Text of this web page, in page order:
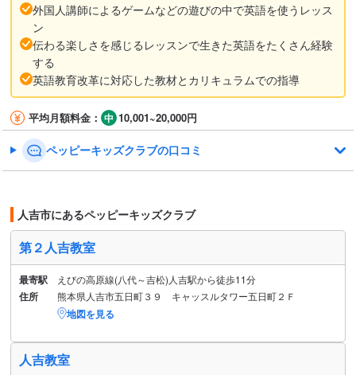
外国人講師によるゲームなどの遊びの中で英語を使うレッス
ン
伝わる楽しさを感じるレッスンで生きた英語をたくさん経験
する
英語教育改革に対応した教材とカリキュラムでの指導
平均月額料金： 10,001~20,000円
ペッピーキッズクラブの口コミ
人吉市にあるペッピーキッズクラブ
第２人吉教室
最寄駅 えびの高原線(八代～吉松)人吉駅から徒歩11分
住所 熊本県人吉市五日町３９ キャッスルタワー五日町２Ｆ
地図を見る
人吉教室